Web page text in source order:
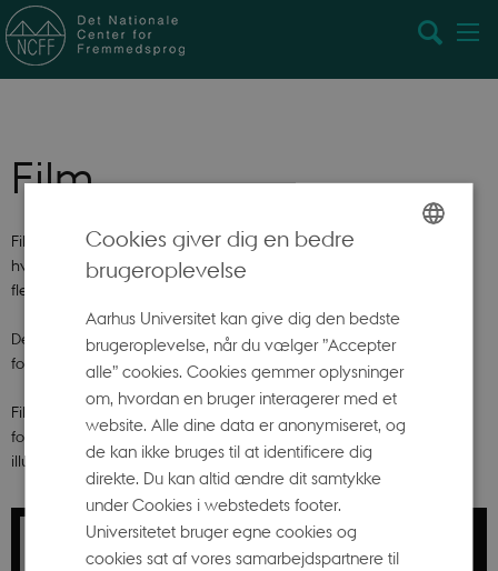
Film
Filmen ”Sprog er noget vi lærer sammen” handler om, hvorfor og
hvordan vi lærer sprog i grundskolen. Den sætter samtidig fokus på
flersprogethed og det kommunikative, funktionelle sprogsyn.
Den henvender sig til både elever og forældre og kan fx vises på et
forældremøde eller sendes ud via AULA.
Filmen er blevet til med inspiration fra lærere og elever fra tre
folkeskoler i henholdsvis Ballerup, Kolding og Aarhus, og den er
illustreret af Jenz Koudahl.
Cookies giver dig en bedre
brugeroplevelse
Aarhus Universitet kan give dig den bedste
brugeroplevelse, når du vælger ”Accepter
alle” cookies. Cookies gemmer oplysninger
om, hvordan en bruger interagerer med et
website. Alle dine data er anonymiseret, og
de kan ikke bruges til at identificere dig
direkte. Du kan altid ændre dit samtykke
under Cookies i webstedets footer.
Universitetet bruger egne cookies og
cookies sat af vores samarbejdspartnere til